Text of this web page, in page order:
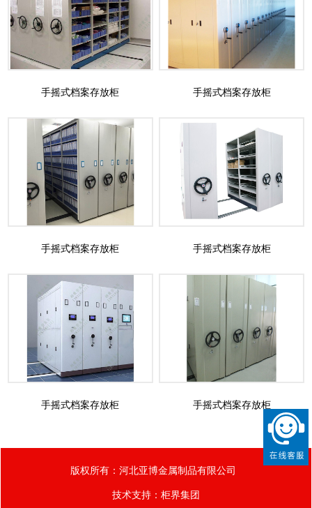
手摇式档案存放柜 手摇式档案存放柜
手摇式档案存放柜 手摇式档案存放柜
手摇式档案存放柜 手摇式档案存放柜
版权所有：河北亚博金属制品有限公司
技术支持： 柜界集团